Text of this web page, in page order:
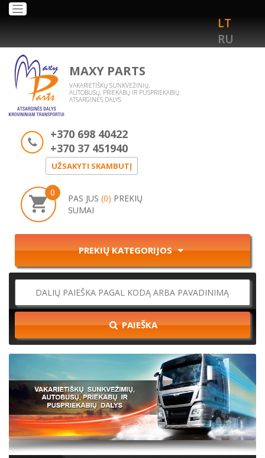
Toggle
LT
RU
MAXY PARTS
VAKARIETIŠKŲ SUNKVEŽINIŲ,
AUTOBUSŲ, PRIEKABŲ IR PUSPRIEKABIŲ
ATSARGINĖS DALYS
+370 698 40422
+370 37 451940
UŽSAKYTI SKAMBUTĮ
0
PAS JUS (0) PREKIŲ
SUMAI
PREKIŲ KATEGORIJOS
PAIEŠKA